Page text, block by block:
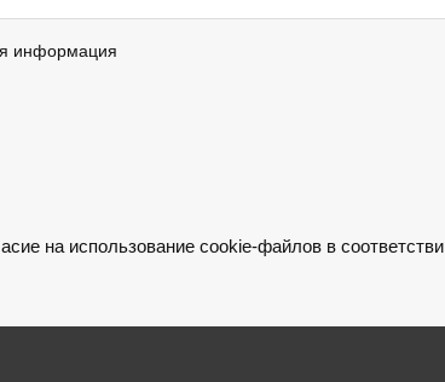
информация
на использование cookie-файлов в